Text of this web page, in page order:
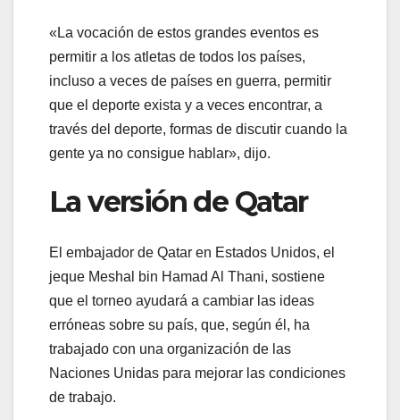
«La vocación de estos grandes eventos es
permitir a los atletas de todos los países,
incluso a veces de países en guerra, permitir
que el deporte exista y a veces encontrar, a
través del deporte, formas de discutir cuando la
gente ya no consigue hablar», dijo.
La versión de Qatar
El embajador de Qatar en Estados Unidos, el
jeque Meshal bin Hamad Al Thani, sostiene
que el torneo ayudará a cambiar las ideas
erróneas sobre su país, que, según él, ha
trabajado con una organización de las
Naciones Unidas para mejorar las condiciones
de trabajo.